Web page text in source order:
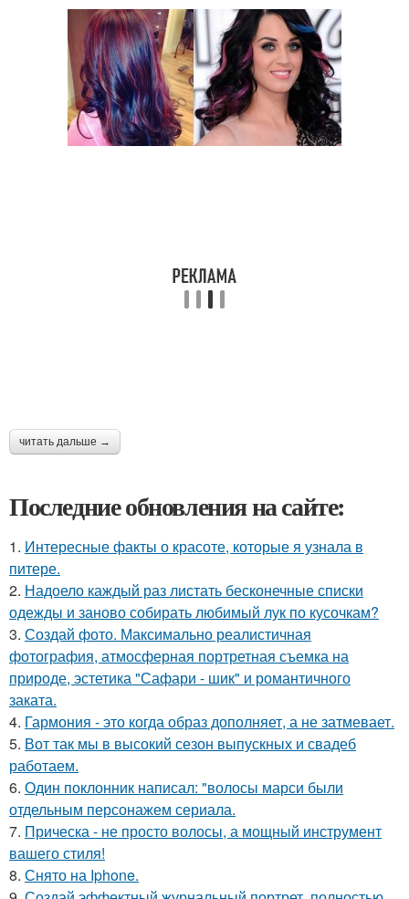
читать дальше →
Последние обновления на сайте:
1. Интересные факты о красоте, которые я узнала в
питере.
2. Надоело каждый раз листать бесконечные списки
одежды и заново собирать любимый лук по кусочкам?
3. Создай фото. Максимально реалистичная
фотография, атмосферная портретная съемка на
природе, эстетика "Сафари - шик" и романтичного
заката.
4. Гармония - это когда образ дополняет, а не затмевает.
5. Вот так мы в высокий сезон выпускных и свадеб
работаем.
6. Один поклонник написал: "волосы марси были
отдельным персонажем сериала.
7. Прическа - не просто волосы, а мощный инструмент
вашего стиля!
8. Снято на Iphone.